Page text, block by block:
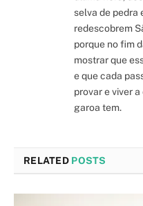
selva de pedra
redescobrem
porque no fim
mostrar que
e que cada
provar e viver
garoa tem.
RELATED POSTS